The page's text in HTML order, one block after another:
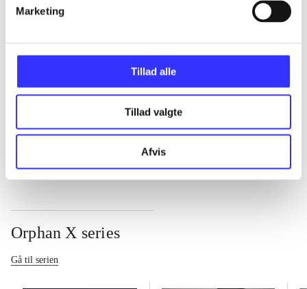
Marketing
Tillad alle
Tillad valgte
Afvis
...
...
Orphan X series
Gå til serien